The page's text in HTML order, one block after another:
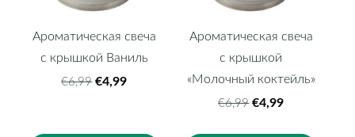
Ароматическая свеча
с крышкой Ваниль
€6,99 €4,99
Ароматическая свеча
с крышкой
«Молочный коктейль»
€6,99 €4,99